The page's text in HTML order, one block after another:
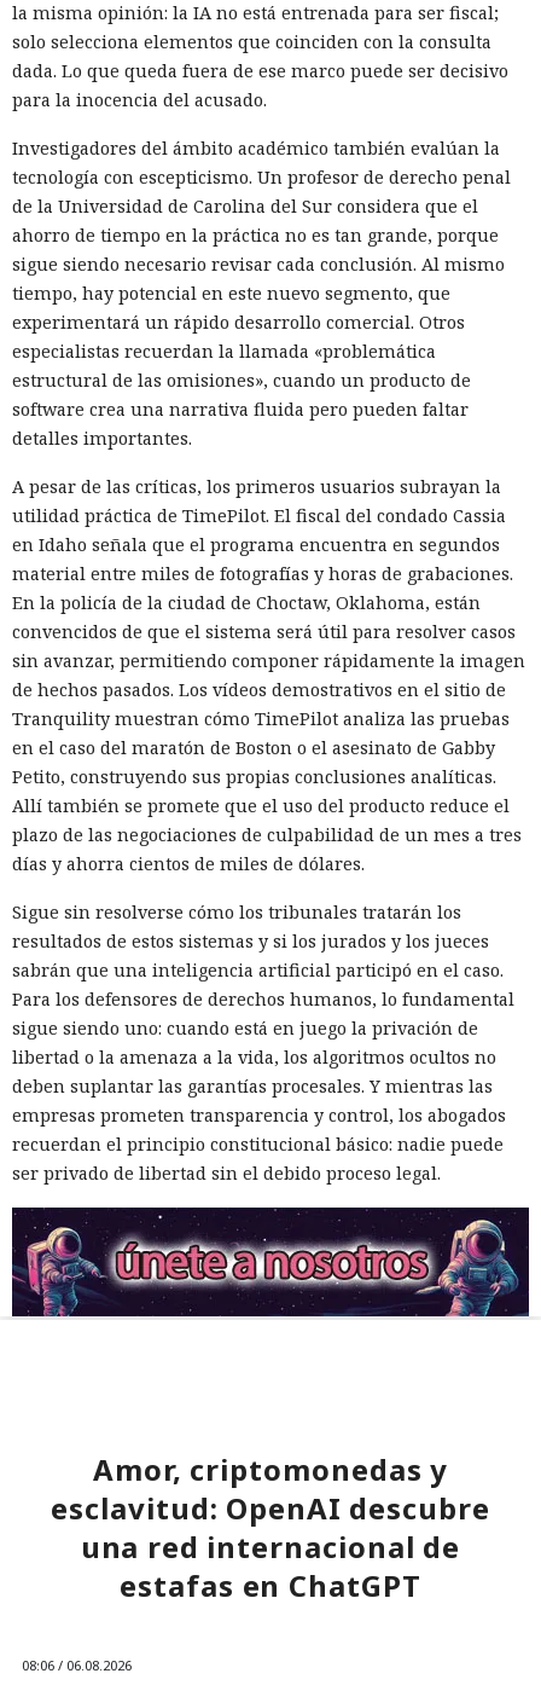
la misma opinión: la IA no está entrenada para ser fiscal;
solo selecciona elementos que coinciden con la consulta
dada. Lo que queda fuera de ese marco puede ser decisivo
para la inocencia del acusado.
Investigadores del ámbito académico también evalúan la
tecnología con escepticismo. Un profesor de derecho penal
de la Universidad de Carolina del Sur considera que el
ahorro de tiempo en la práctica no es tan grande, porque
sigue siendo necesario revisar cada conclusión. Al mismo
tiempo, hay potencial en este nuevo segmento, que
experimentará un rápido desarrollo comercial. Otros
especialistas recuerdan la llamada «problemática
estructural de las omisiones», cuando un producto de
software crea una narrativa fluida pero pueden faltar
detalles importantes.
A pesar de las críticas, los primeros usuarios subrayan la
utilidad práctica de TimePilot. El fiscal del condado Cassia
en Idaho señala que el programa encuentra en segundos
material entre miles de fotografías y horas de grabaciones.
En la policía de la ciudad de Choctaw, Oklahoma, están
convencidos de que el sistema será útil para resolver casos
sin avanzar, permitiendo componer rápidamente la imagen
de hechos pasados. Los vídeos demostrativos en el sitio de
Tranquility muestran cómo TimePilot analiza las pruebas
en el caso del maratón de Boston o el asesinato de Gabby
Petito, construyendo sus propias conclusiones analíticas.
Allí también se promete que el uso del producto reduce el
plazo de las negociaciones de culpabilidad de un mes a tres
días y ahorra cientos de miles de dólares.
Sigue sin resolverse cómo los tribunales tratarán los
resultados de estos sistemas y si los jurados y los jueces
sabrán que una inteligencia artificial participó en el caso.
Para los defensores de derechos humanos, lo fundamental
sigue siendo uno: cuando está en juego la privación de
libertad o la amenaza a la vida, los algoritmos ocultos no
deben suplantar las garantías procesales. Y mientras las
empresas prometen transparencia y control, los abogados
recuerdan el principio constitucional básico: nadie puede
ser privado de libertad sin el debido proceso legal.
Amor, criptomonedas y
esclavitud: OpenAI descubre
una red internacional de
estafas en ChatGPT
08:06 / 06.08.2026